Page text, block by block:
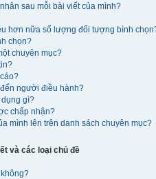
sau mỗi bài viết của mình?
hơn nữa số lượng đối tượng bình
chọn?
chuyên mục?
người điều hành?
dụng gì?
chấp nhận?
mình lên trên danh sách chuyên mục?
và các loại chủ đề